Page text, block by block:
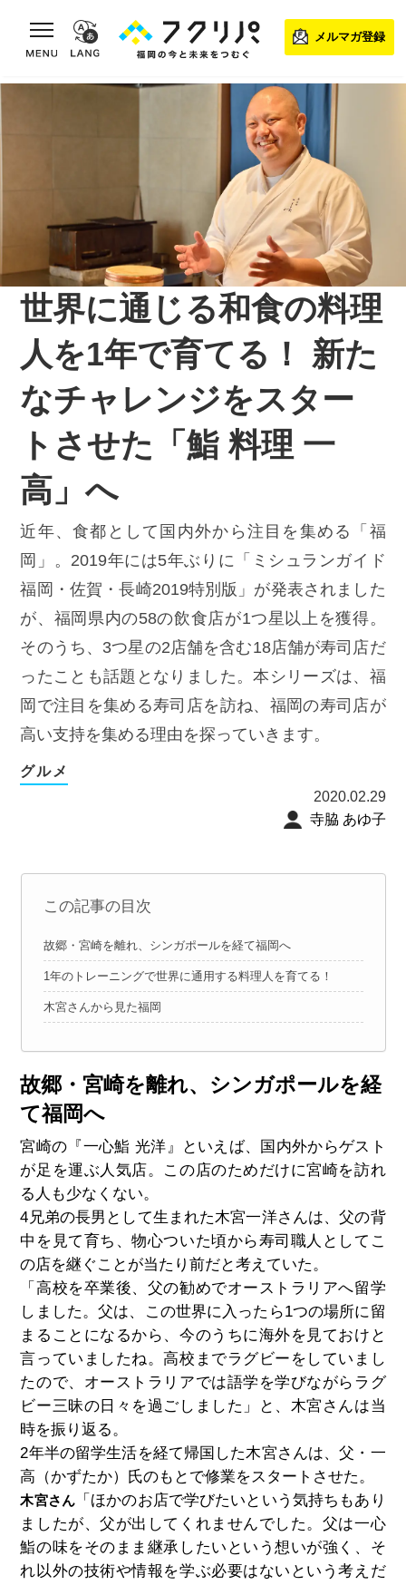
toggle navigation
メルマガ登録
世界に通じる和食の料理
人を1年で育てる！ 新た
なチャレンジをスター
トさせた「鮨 料理 一
高」へ
近年、食都として国内外から注目を集める「福
岡」。2019年には5年ぶりに「ミシュランガイド
福岡・佐賀・長崎2019特別版」が発表されました
が、福岡県内の58の飲食店が1つ星以上を獲得。
そのうち、3つ星の2店舗を含む18店舗が寿司店だ
ったことも話題となりました。本シリーズは、福
岡で注目を集める寿司店を訪ね、福岡の寿司店が
高い支持を集める理由を探っていきます。
グルメ
2020.02.29
寺脇 あゆ子
この記事の目次
故郷・宮崎を離れ、シンガポールを経て福岡へ
1年のトレーニングで世界に通用する料理人を育てる！
木宮さんから見た福岡
故郷・宮崎を離れ、シンガポールを経
て福岡へ
宮崎の『一心鮨 光洋』といえば、国内外からゲスト
が足を運ぶ人気店。この店のためだけに宮崎を訪れ
る人も少なくない。
4兄弟の長男として生まれた木宮一洋さんは、父の背
中を見て育ち、物心ついた頃から寿司職人としてこ
の店を継ぐことが当たり前だと考えていた。
「高校を卒業後、父の勧めでオーストラリアへ留学
しました。父は、この世界に入ったら1つの場所に留
まることになるから、今のうちに海外を見ておけと
言っていましたね。高校までラグビーをしていまし
たので、オーストラリアでは語学を学びながらラグ
ビー三昧の日々を過ごしました」と、木宮さんは当
時を振り返る。
2年半の留学生活を経て帰国した木宮さんは、父・一
高（かずたか）氏のもとで修業をスタートさせた。
木宮さん「ほかのお店で学びたいという気持ちもあり
ましたが、父が出してくれませんでした。父は一心
鮨の味をそのまま継承したいという想いが強く、そ
れ以外の技術や情報を学ぶ必要はないという考えだ